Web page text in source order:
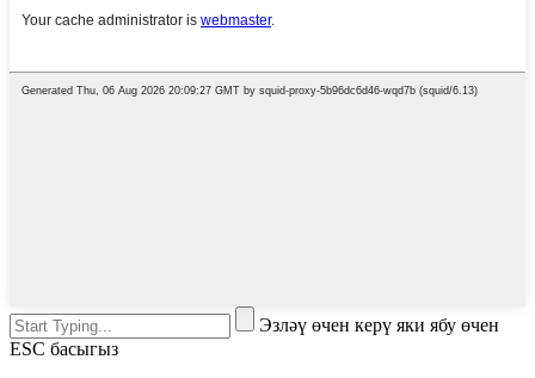
Эзләү өчен керү яки ябу өчен
ESC басыгыз